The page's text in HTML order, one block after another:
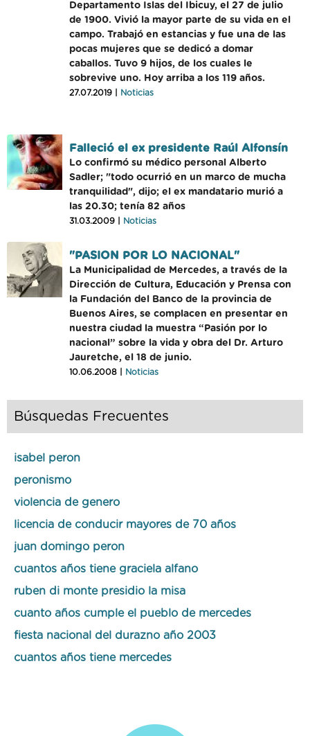
Departamento Islas del Ibicuy, el 27 de julio
de 1900. Vivió la mayor parte de su vida en el
campo. Trabajó en estancias y fue una de las
pocas mujeres que se dedicó a domar
caballos. Tuvo 9 hijos, de los cuales le
sobrevive uno. Hoy arriba a los 119 años.
27.07.2019 | Noticias
Falleció el ex presidente Raúl Alfonsín
Lo confirmó su médico personal Alberto
Sadler; "todo ocurrió en un marco de mucha
tranquilidad", dijo; el ex mandatario murió a
las 20.30; tenía 82 años
31.03.2009 | Noticias
"PASION POR LO NACIONAL"
La Municipalidad de Mercedes, a través de la
Dirección de Cultura, Educación y Prensa con
la Fundación del Banco de la provincia de
Buenos Aires, se complacen en presentar en
nuestra ciudad la muestra “Pasión por lo
nacional” sobre la vida y obra del Dr. Arturo
Jauretche, el 18 de junio.
10.06.2008 | Noticias
Búsquedas Frecuentes
isabel peron
peronismo
violencia de genero
licencia de conducir mayores de 70 años
juan domingo peron
cuantos años tiene graciela alfano
ruben di monte presidio la misa
cuanto años cumple el pueblo de mercedes
fiesta nacional del durazno año 2003
cuantos años tiene mercedes